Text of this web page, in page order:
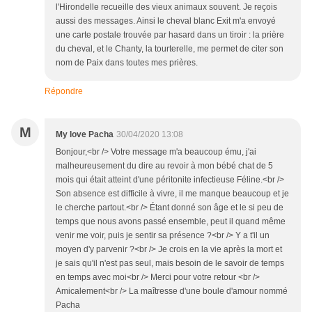
l'Hirondelle recueille des vieux animaux souvent. Je reçois
aussi des messages. Ainsi le cheval blanc Exit m'a envoyé
une carte postale trouvée par hasard dans un tiroir : la prière
du cheval, et le Chanty, la tourterelle, me permet de citer son
nom de Paix dans toutes mes prières.
Répondre
M My love Pacha 30/04/2020 13:08
Bonjour,<br /> Votre message m'a beaucoup ému, j'ai
malheureusement du dire au revoir à mon bébé chat de 5
mois qui était atteint d'une péritonite infectieuse Féline.<br />
Son absence est difficile à vivre, il me manque beaucoup et je
le cherche partout.<br /> Étant donné son âge et le si peu de
temps que nous avons passé ensemble, peut il quand même
venir me voir, puis je sentir sa présence ?<br /> Y a t'il un
moyen d'y parvenir ?<br /> Je crois en la vie après la mort et
je sais qu'il n'est pas seul, mais besoin de le savoir de temps
en temps avec moi<br /> Merci pour votre retour <br />
Amicalement<br /> La maîtresse d'une boule d'amour nommé
Pacha